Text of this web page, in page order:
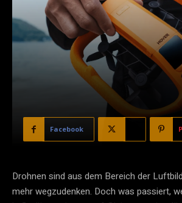
Facebook
Drohnen sind aus dem Bereich der
mehr wegzudenken. Doch was passiert,